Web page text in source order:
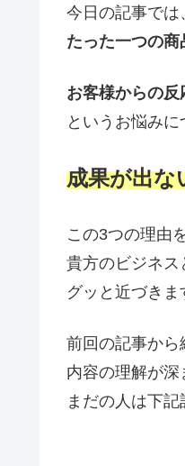
今日の記事では
たった一つの
お客様からの反
というお悩みに
成果が出な
この3つの理由
貴方のビジネ
グッと近づきま
前回の記事から
内容の理解が
まだの人は下